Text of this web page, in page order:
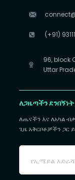
(+91)
96, block
Uttar
ለጋዜጣችን
ለጤናችን እና ለአካል
ጊዜ አቅርቦቶቻችን ጋር